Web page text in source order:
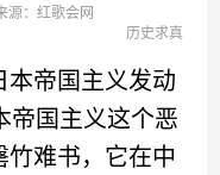
源：红歌会网
历史求真
帝国主义发动
帝国主义这个恶
竹难书，它在中